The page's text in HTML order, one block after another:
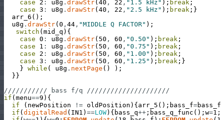
case
2 : u8g . drawStr(40 , 22 , "1.5 kHz" ) ; break ;
case 3 : u8g . drawStr(40 , 22 , "2.5 kHz" ) ; break ; }
arr_6 ( ) ;
u8g . drawStr(0 , 44 , "MIDDLE Q FACTOR" ) ;
switch (mid_q ) {
case 0 : u8g . drawStr( 50 , 60 , "0.50" ) ; break ;
case
1 : u8g . drawStr( 50 , 60 , "0.75" ) ; break ;
case
2 : u8g . drawStr( 50 , 60 , "1.00" ) ; break ;
case 3 : u8g . drawStr( 50 , 60 , "1.25" ) ; break ; }
} while ( u8g . nextPage ( ) ) ;
}}
/////////// bass f/q /////////////////////
if (menu==9 ) {
if
( newPosition != oldPosition ) {arr_5 ( ) ; bass_f=bass_f
if (digitalRead ( IN1 ) ==LOW) { bass_q++ ; bass_q_func ( ) ; w=1 ;